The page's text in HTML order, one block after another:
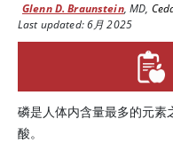
Glenn D. Braunstein, MD,
Last updated: 6月 2025
磷是人体内含量最多的元素
酸。